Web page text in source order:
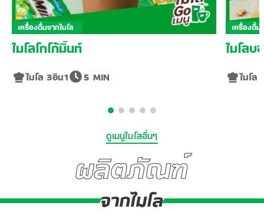
เครื่องดื่มจากไมโล
ไมโลโกโก้มิ้นท์
ไมโล 3อิน1 5 MIN
เครื่องดื่ม
ไมโลบ
ไมโล
ดูเมนูไมโลอื่นๆ
ผลิตภัณฑ์
จากไมโล